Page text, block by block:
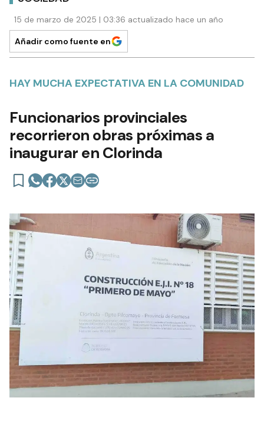
15 de marzo de 2025 | 03:36 actualizado hace un año
Añadir como fuente en
HAY MUCHA EXPECTATIVA EN LA COMUNIDAD
Funcionarios provinciales
recorrieron obras próximas a
inaugurar en Clorinda